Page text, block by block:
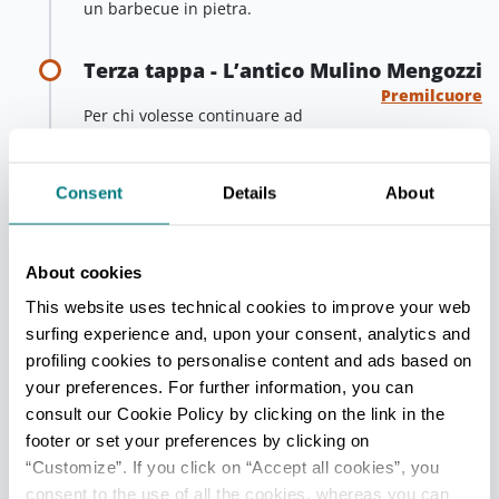
Consent Details About
About cookies
This website uses technical cookies to improve your web
surfing experience and, upon your consent, analytics and
profiling cookies to personalise content and ads based on
your preferences. For further information, you can
consult our Cookie Policy by clicking on the link in the
footer or set your preferences by clicking on
“Customize”. If you click on “Accept all cookies”, you
consent to the use of all the cookies, whereas you can
un barbecue in pietra.
Terza tappa - L’antico Mulino Mengozzi
Premilcuore
Per chi volesse continuare ad
Tra queste il
Sentiero Natura
(durata del percorso:
2 ore circa /lunghezza: 2 km). Si tratta di un itinerario
adatto anche ai bambini che siano un minimo
allenati a camminare.
Il sentiero parte dal parcheggio del Ristorante della
Residenza TuristicaFiumicello, in via Fiumicello 1,
presso la località omonima situata a circa 6 km dal
centro storico di Premilcuore lungo la SS 9 ter.
Si tratta di untrekking didattico che lungo il
percorso, tramite appositi pannelli, racconta come
vivesse l’uomo in queste zone prima dello